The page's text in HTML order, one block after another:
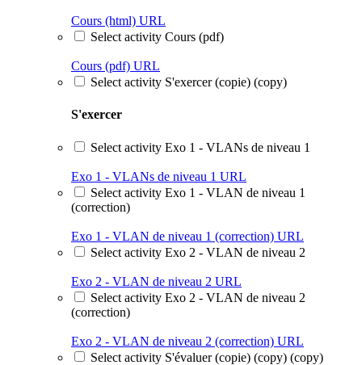
Cours (html) URL
Select activity Cours (pdf)
Cours (pdf) URL
Select activity S'exercer (copie) (copy)
S'exercer
Select activity Exo 1 - VLANs de niveau 1
Exo 1 - VLANs de niveau 1 URL
Select activity Exo 1 - VLAN de niveau 1
(correction)
Exo 1 - VLAN de niveau 1 (correction) URL
Select activity Exo 2 - VLAN de niveau 2
Exo 2 - VLAN de niveau 2 URL
Select activity Exo 2 - VLAN de niveau 2
(correction)
Exo 2 - VLAN de niveau 2 (correction) URL
Select activity S'évaluer (copie) (copy) (copy)